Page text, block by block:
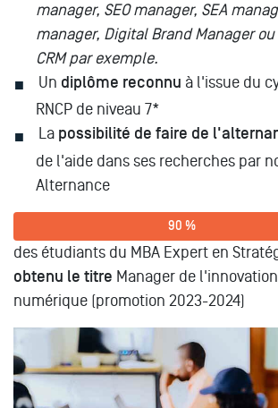
manager, SEO manager, SEA
manager, Digital Brand Manager
CRM par exemple.
Un diplôme reconnu à l'issue du
RNCP de niveau 7*
La possibilité de faire de
de l'aide dans ses recherches par
Alternance
90 %
des étudiants du MBA Expert en
obtenu le titre Manager de l'innovation
numérique (promotion 2023-2024)